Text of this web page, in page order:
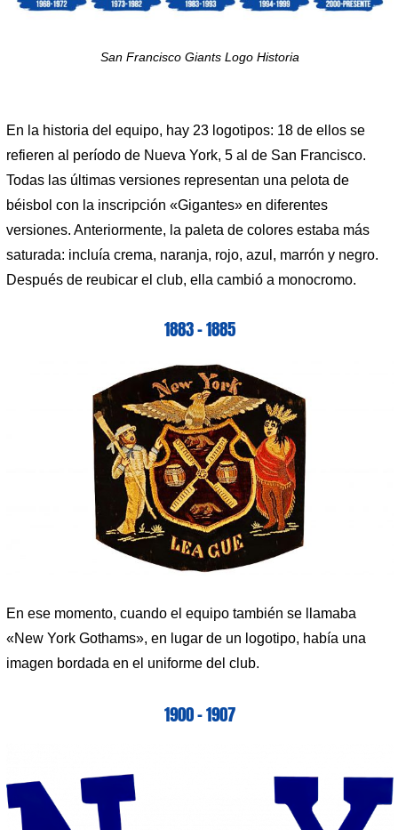
San Francisco Giants Logo Historia
En la historia del equipo, hay 23 logotipos: 18 de ellos se
refieren al período de Nueva York, 5 al de San Francisco.
Todas las últimas versiones representan una pelota de
béisbol con la inscripción «Gigantes» en diferentes
versiones. Anteriormente, la paleta de colores estaba más
saturada: incluía crema, naranja, rojo, azul, marrón y negro.
Después de reubicar el club, ella cambió a monocromo.
1883 – 1885
En ese momento, cuando el equipo también se llamaba
«New York Gothams», en lugar de un logotipo, había una
imagen bordada en el uniforme del club.
1900 – 1907